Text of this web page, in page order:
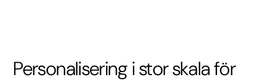
Personalisering i stor skala för